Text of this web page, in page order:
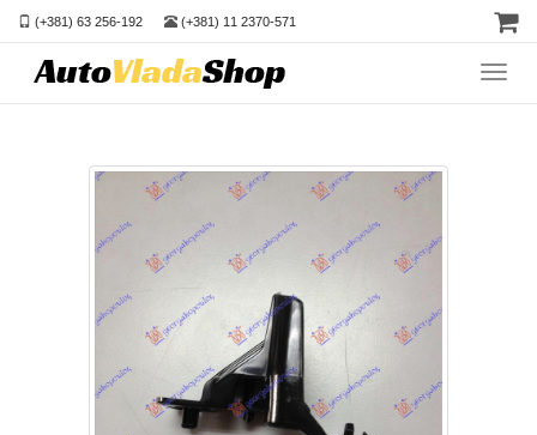
(+381) 63 256-192 (+381) 11 2370-571